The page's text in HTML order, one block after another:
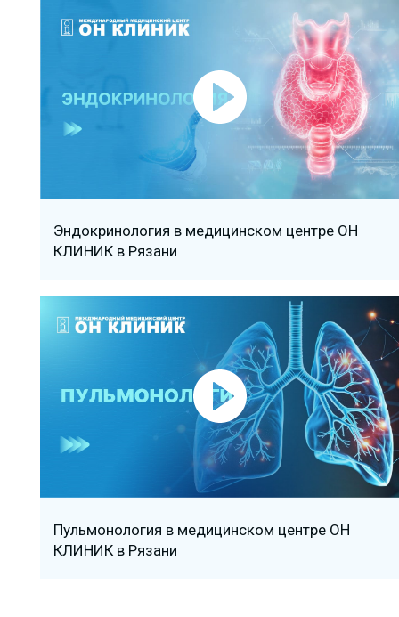
Эндокринология в медицинском центре ОН
КЛИНИК в Рязани
Пульмонология в медицинском центре ОН
КЛИНИК в Рязани